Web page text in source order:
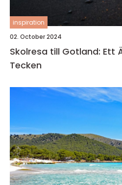
inspiration
02. October 2024
Skolresa till Gotland: Ett
Tecken